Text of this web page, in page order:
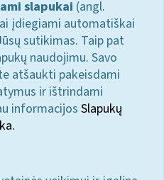
slapukai (angl.
įdiegiami automatiškai
sutikimas. Taip pat
naudojimu. Savo
atšaukti pakeisdami
ir ištrindami
informacijos Slapukų